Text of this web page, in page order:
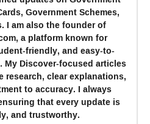
Government Schemes,
I am also the founder of
a platform known for
friendly, and easy-to-
Discover-focused articles
research, clear explanations,
to accuracy. I always
that every update is
and trustworthy.